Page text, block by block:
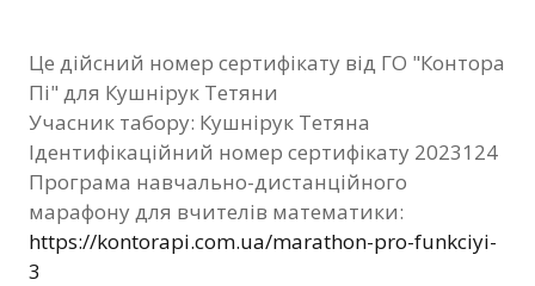
Фотозвіт
Видані сертифікати
Контакти
Це дійсний номер сертифікату від ГО "Контора
Пі" для Кушнірук Тетяни
Учасник табору: Кушнірук Тетяна
Ідентифікаційний номер сертифікату 2023124
Програма навчально-дистанційного
марафону для вчителів математики:
https://kontorapi.com.ua/marathon-pro-funkciyi-
3